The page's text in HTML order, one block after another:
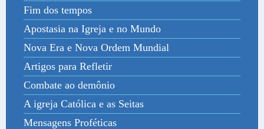
Fim dos tempos
Apostasia na Igreja e no Mundo
Nova Era e Nova Ordem Mundial
Artigos para Refletir
Combate ao demônio
A igreja Católica e as Seitas
Mensagens Proféticas